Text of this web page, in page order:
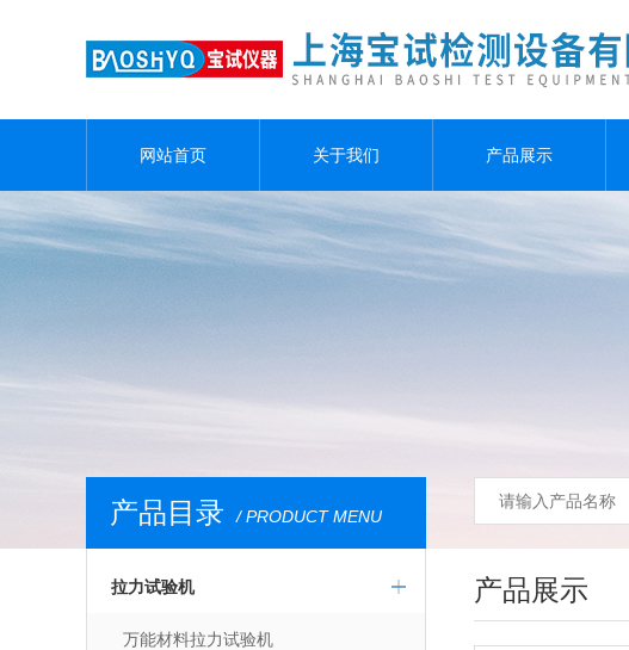
网站首页 关于我们 产品展示
产品目录 / PRODUCT MENU
拉力试验机
万能材料拉力试验机
产品展示